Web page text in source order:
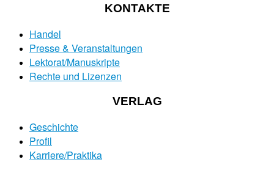
KONTAKTE
Handel
Presse & Veranstaltungen
Lektorat/Manuskripte
Rechte und Lizenzen
VERLAG
Geschichte
Profil
Karriere/Praktika